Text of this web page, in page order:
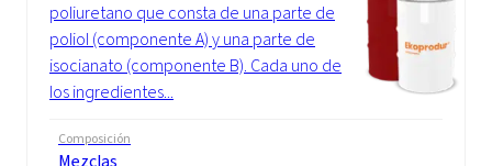
poliuretano que consta de una parte de
poliol (componente A) y una parte de
isocianato (componente B). Cada uno de
los ingredientes...
Composición